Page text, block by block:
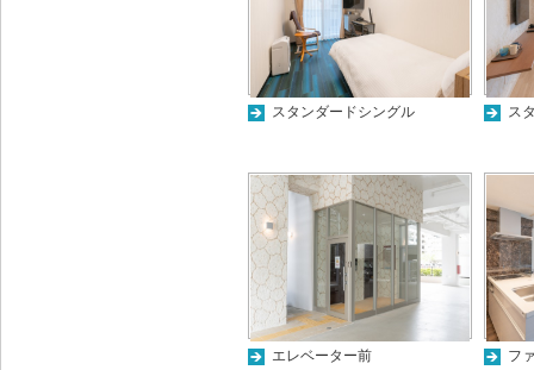
スタンダードシングル ス
エレベーター前
フ